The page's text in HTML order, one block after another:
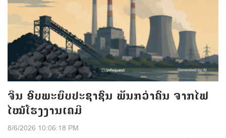
ຈີນ ອົບພະຍົບປະຊາຊົນ ພັນກວ່າຄົນ ຈາກໄຟ
ໄໝ້ໂຮງງານເຄມີ
8/6/2026 10:06:18 PM